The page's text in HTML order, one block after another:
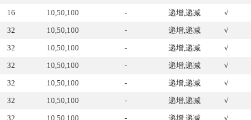
16 10,50,100 - 递增,递减 √
32 10,50,100 - 递增,递减 √
32 10,50,100 - 递增,递减 √
32 10,50,100 - 递增,递减 √
32 10,50,100 - 递增,递减 √
32 10,50,100 - 递增,递减 √
32 10,50,100 - 递增,递减 √